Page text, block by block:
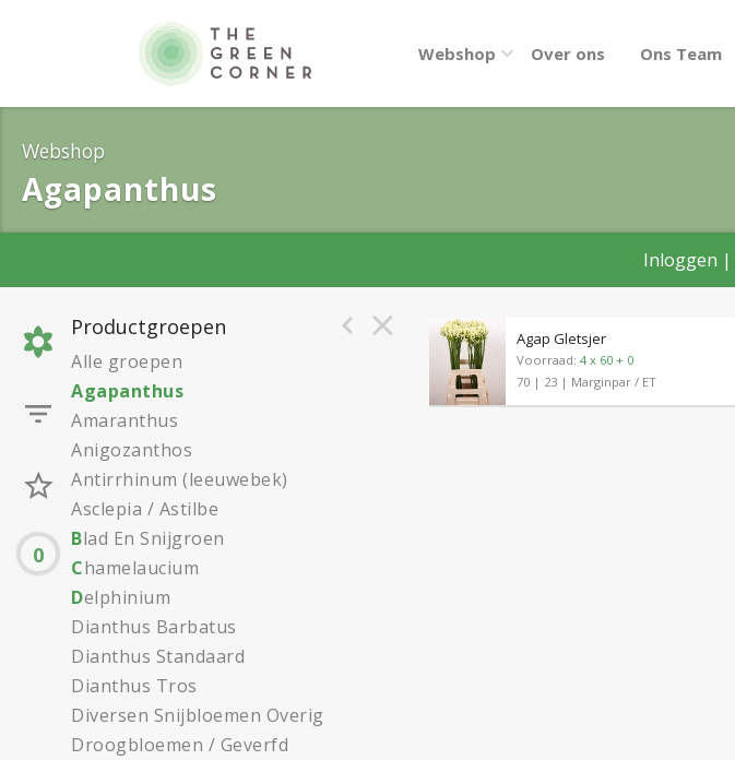
Webshop Over ons Ons Team
Webshop
Agapanthus
Inloggen |
0
Productgroepen
Alle groepen
Agapanthus
Amaranthus
Anigozanthos
Antirrhinum (leeuwebek)
Asclepia / Astilbe
Blad En Snijgroen
Chamelaucium
Delphinium
Dianthus Barbatus
Dianthus Standaard
Dianthus Tros
Diversen Snijbloemen Overig
Droogbloemen / Geverfd
Agap Gletsjer
Voorraad: 4 x 60 + 0
70 | 23 | Marginpar / ET